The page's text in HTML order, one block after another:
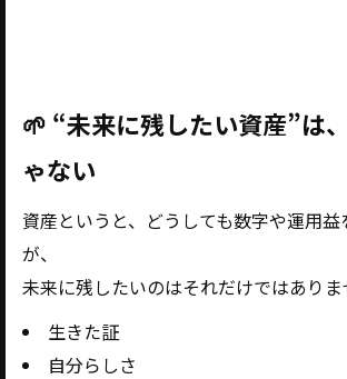
🌱 “未来に残したい資産”は
ゃない
資産というと、どうしても数字や運用
が、
未来に残したいのはそれだけではありま
生きた証
自分らしさ